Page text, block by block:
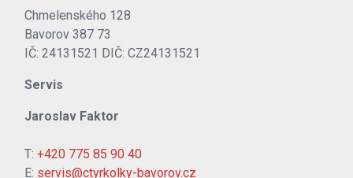
Chmelenského 128
Bavorov 387 73
IČ: 24131521 DIČ: CZ24131521
Servis
Jaroslav Faktor
T: +420 775 85 90 40
E: servis@ctyrkolky-bavorov.cz